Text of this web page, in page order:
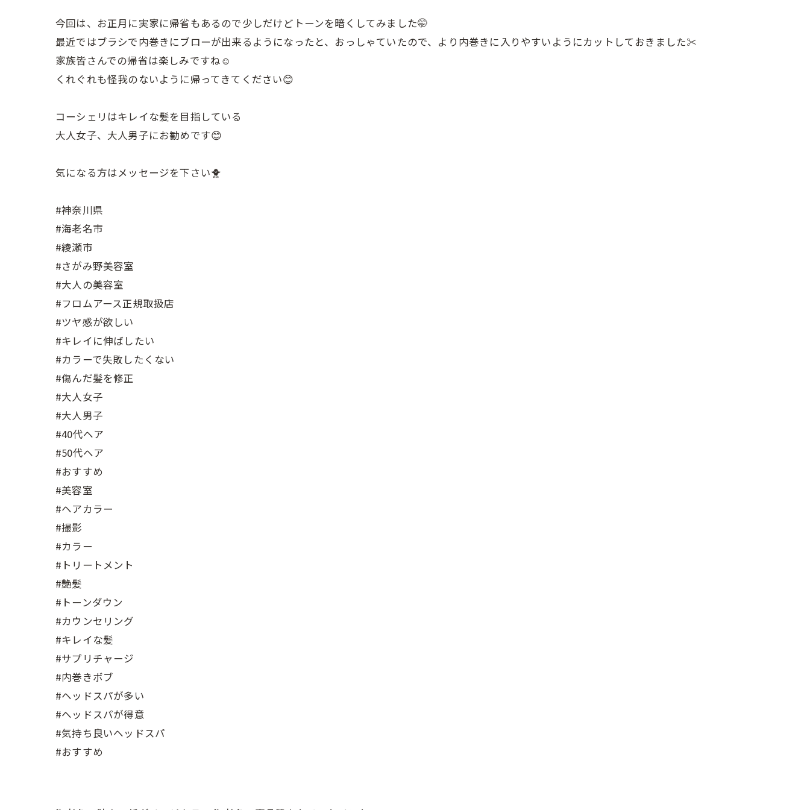
今回は、お正月に実家に帰省もあるので少しだけどトーンを暗くしてみました🤭
最近ではブラシで内巻きにブローが出来るようになったと、おっしゃていたので、より内巻きに入りやすいようにカットしておきました✂︎
家族皆さんでの帰省は楽しみですね☺️
くれぐれも怪我のないように帰ってきてください😊
コーシェリはキレイな髪を目指している
大人女子、大人男子にお勧めです😊
気になる方はメッセージを下さい🐥
#神奈川県
#海老名市
#綾瀬市
#さがみ野美容室
#大人の美容室
#フロムアース正規取扱店
#ツヤ感が欲しい
#キレイに伸ばしたい
#カラーで失敗したくない
#傷んだ髪を修正
#大人女子
#大人男子
#40代ヘア
#50代ヘア
#おすすめ
#美容室
#ヘアカラー
#撮影
#カラー
#トリートメント
#艶髪
#トーンダウン
#カウンセリング
#キレイな髪
#サプリチャージ
#内巻きボブ
#ヘッドスパが多い
#ヘッドスパが得意
#気持ち良いヘッドスパ
#おすすめ